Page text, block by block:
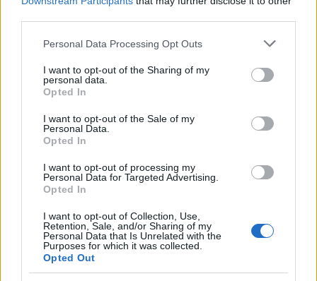
Please note that this website/app uses one or more Google
not limited to your visit or usage behaviour. You may click to
grant or deny consent to Google and its third-party tags to
use your data for below specified purposes in below Google
consent section.
Personal Data Processing Opt Outs
I want to opt-out of the Sharing of my
personal data.
Opted In
I want to opt-out of the Sale of my
Personal Data.
Opted In
I want to opt-out of processing my
Personal Data for Targeted Advertising.
Opted In
I want to opt-out of Collection, Use,
Retention, Sale, and/or Sharing of my
Personal Data that Is Unrelated with the
Purposes for which it was collected.
Opted Out
Könyvkritika: Clive Barker - A vér
evangéliuma
Gyér evangélium, véres csalódás
Werewolfrulez•2016. július 14.
Mostanság mázlim volt a könyvekkel, általában jó
(Nick Cutter: A falka, Richard Morgan: A fekete férfi),
Ílion) volt szerencsém. Törvényszerű volt, hogy
hamarosan csalódás fog érni, de nem számítottam
arra, hogy pont a horror és a dark fantasy…